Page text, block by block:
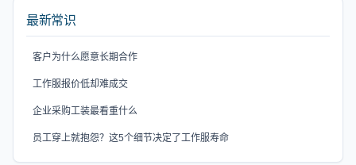
最新常识
客户为什么愿意长期合作
工作服报价低却难成交
企业采购工装最看重什么
员工穿上就抱怨？这5个细节决定了工作服寿命